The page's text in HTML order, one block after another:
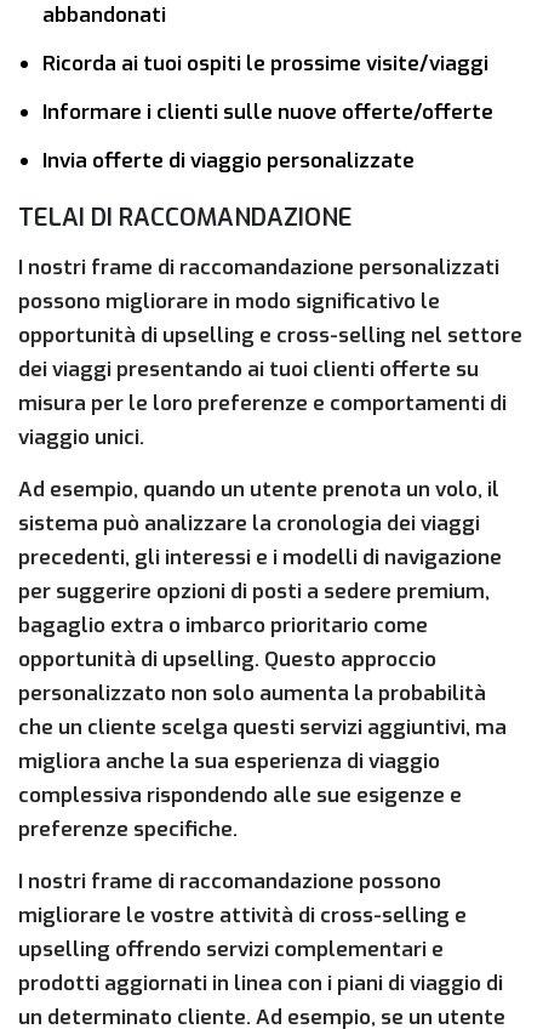
abbandonati
Ricorda ai tuoi ospiti le prossime visite/viaggi
Informare i clienti sulle nuove offerte/offerte
Invia offerte di viaggio personalizzate
TELAI DI RACCOMANDAZIONE
I nostri frame di raccomandazione personalizzati
possono migliorare in modo significativo le
opportunità di upselling e cross-selling nel settore
dei viaggi presentando ai tuoi clienti offerte su
misura per le loro preferenze e comportamenti di
viaggio unici.
Ad esempio, quando un utente prenota un volo, il
sistema può analizzare la cronologia dei viaggi
precedenti, gli interessi e i modelli di navigazione
per suggerire opzioni di posti a sedere premium,
bagaglio extra o imbarco prioritario come
opportunità di upselling. Questo approccio
personalizzato non solo aumenta la probabilità
che un cliente scelga questi servizi aggiuntivi, ma
migliora anche la sua esperienza di viaggio
complessiva rispondendo alle sue esigenze e
preferenze specifiche.
I nostri frame di raccomandazione possono
migliorare le vostre attività di cross-selling e
upselling offrendo servizi complementari e
prodotti aggiornati in linea con i piani di viaggio di
un determinato cliente. Ad esempio, se un utente